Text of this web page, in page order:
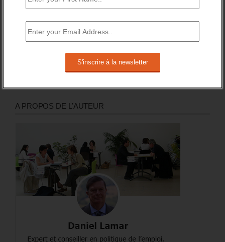
sur votre boite mail.
A PROPOS DE L’AUTEUR